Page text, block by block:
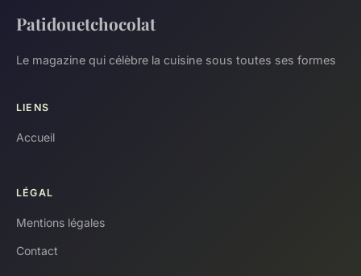
Patidouetchocolat
Le magazine qui célèbre la cuisine sous toutes ses formes
LIENS
Accueil
LÉGAL
Mentions légales
Contact